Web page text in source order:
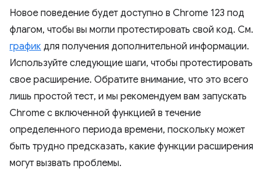
Новое поведение будет доступно в Chrome 123 под
флагом, чтобы вы могли протестировать свой код. См.
график для получения дополнительной информации.
Используйте следующие шаги, чтобы протестировать
свое расширение. Обратите внимание, что это всего
лишь простой тест, и мы рекомендуем вам запускать
Chrome с включенной функцией в течение
определенного периода времени, поскольку может
быть трудно предсказать, какие функции расширения
могут вызвать проблемы.